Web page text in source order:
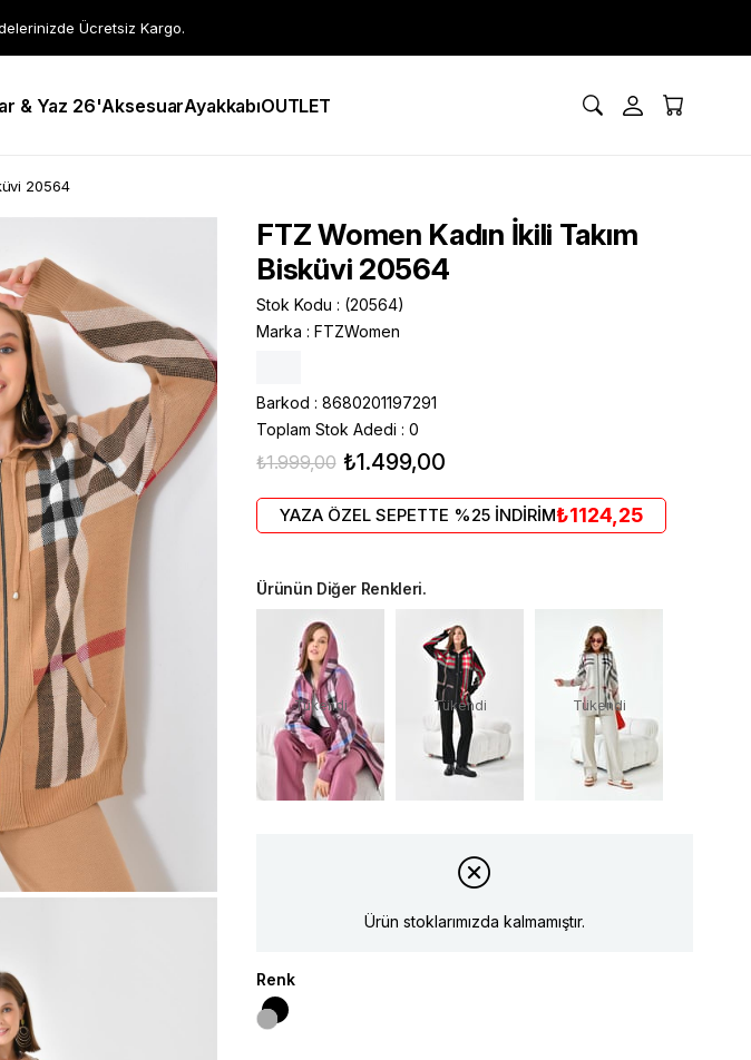
Ücretsiz Kargo.
& Yaz 26'AksesuarAyakkabıOUTLET
20564
FTZ Women Kadın İkili Takım
Bisküvi 20564
Stok Kodu
(20564)
Marka : FTZWomen
Barkod : 8680201197291
Toplam Stok Adedi : 0
₺1.999,00 ₺1.499,00
YAZA ÖZEL SEPETTE %25 İNDİRİM₺1124,25
Ürünün Diğer Renkleri.
Tükendi Tükendi Tükendi
Ürün stoklarımızda kalmamıştır.
Renk